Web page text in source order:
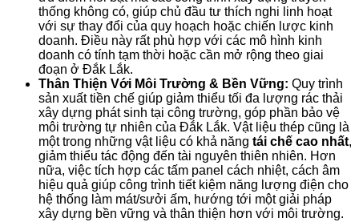
thống không có, giúp chủ đầu tư thích nghi linh hoạt
với sự thay đổi của quy hoạch hoặc chiến lược kinh
doanh. Điều này rất phù hợp với các mô hình kinh
doanh có tính tạm thời hoặc cần mở rộng theo giai
đoạn ở Đắk Lắk.
Thân Thiện Với Môi Trường & Bền Vững: Quy trình
sản xuất tiền chế giúp giảm thiểu tối đa lượng rác thải
xây dựng phát sinh tại công trường, góp phần bảo vệ
môi trường tự nhiên của Đắk Lắk. Vật liệu thép cũng là
một trong những vật liệu có khả năng tái chế cao nhất,
giảm thiểu tác động đến tài nguyên thiên nhiên. Hơn
nữa, việc tích hợp các tấm panel cách nhiệt, cách âm
hiệu quả giúp công trình tiết kiệm năng lượng điện cho
hệ thống làm mát/sưởi ấm, hướng tới một giải pháp
xây dựng bền vững và thân thiện hơn với môi trường.